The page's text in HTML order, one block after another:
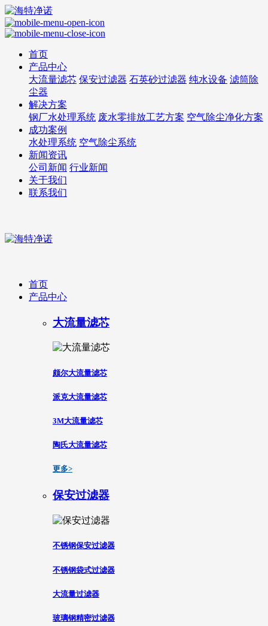
首页
产品中心
大流量滤芯 保安过滤器 石英砂过滤器 纯水设备 滤筒除
尘器
解决方案
钢厂水处理系统 废水零排放工艺方案 空气除尘净化方案
成功案例
水处理系统 空气除尘系统
新闻资讯
公司新闻 行业新闻
关于我们
联系我们
首页
产品中心
大流量滤芯
颇尔大流量滤芯
派克大流量滤芯
3M大流量滤芯
陶氏大流量滤芯
更多>
保安过滤器
不锈钢保安过滤器
不锈钢袋式过滤器
大流量过滤器
玻璃钢精密过滤器